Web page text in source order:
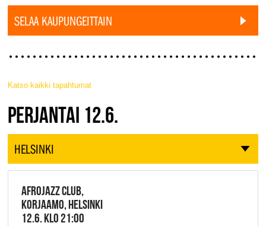
SELAA KAUPUNGEITTAIN
Katso kaikki tapahtumat
JAZZ FINLAND LIVE
PERJANTAI 12.6.
HELSINKI
AFROJAZZ CLUB,
KORJAAMO, HELSINKI
12.6. KLO 21:00